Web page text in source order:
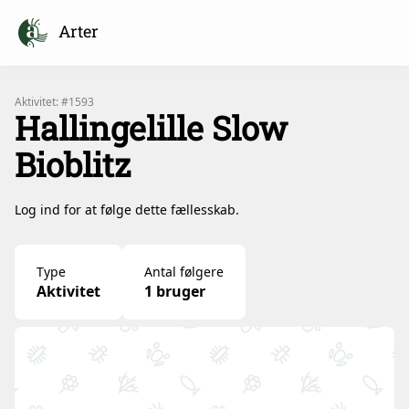
Arter
Aktivitet: #1593
Hallingelille Slow
Bioblitz
Log ind for at følge dette fællesskab.
Type
Aktivitet
Antal følgere
1 bruger